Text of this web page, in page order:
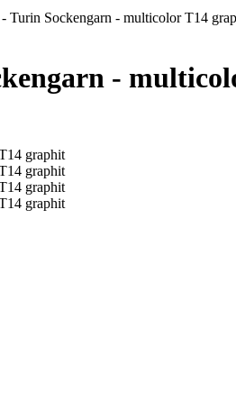
- Turin Sockengarn - multicolor T14
-